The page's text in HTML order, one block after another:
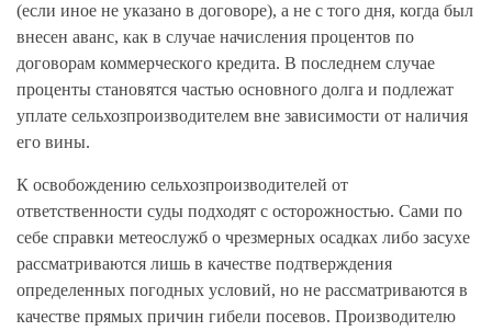
(если иное не указано в договоре), а не с того дня, когда был
внесен аванс, как в случае начисления процентов по
договорам коммерческого кредита. В последнем случае
проценты становятся частью основного долга и подлежат
уплате сельхозпроизводителем вне зависимости от наличия
его вины.
К освобождению сельхозпроизводителей от
ответственности суды подходят с осторожностью. Сами по
себе справки метеослужб о чрезмерных осадках либо засухе
рассматриваются лишь в качестве подтверждения
определенных погодных условий, но не рассматриваются в
качестве прямых причин гибели посевов. Производителю